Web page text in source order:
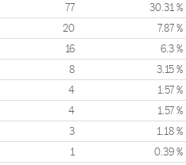
77 30.31 %
20 7.87 %
16 6.3 %
8 3.15 %
4 1.57 %
4 1.57 %
3 1.18 %
1 0.39 %